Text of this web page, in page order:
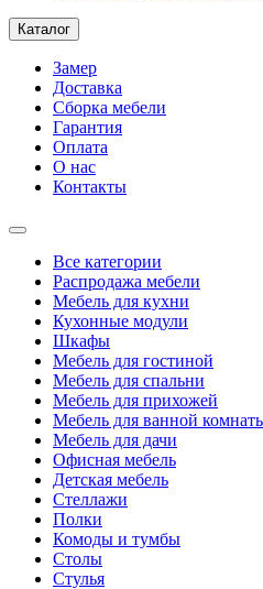
Каталог
Замер
Доставка
Сборка мебели
Гарантия
Оплата
О нас
Контакты
Все категории
Распродажа мебели
Мебель для кухни
Кухонные модули
Шкафы
Мебель для гостиной
Мебель для спальни
Мебель для прихожей
Мебель для ванной
Мебель для дачи
Офисная мебель
Детская мебель
Стеллажи
Полки
Комоды и тумбы
Столы
Стулья